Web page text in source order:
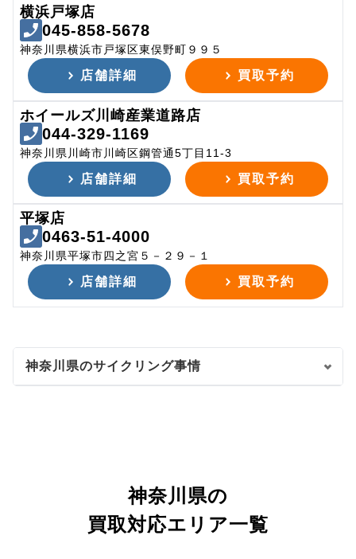
横浜戸塚店
045-858-5678
神奈川県横浜市戸塚区東俣野町９９５
店舗詳細 買取予約
ホイールズ川崎産業道路店
044-329-1169
神奈川県川崎市川崎区鋼管通5丁目11-3
店舗詳細 買取予約
平塚店
0463-51-4000
神奈川県平塚市四之宮５－２９－１
店舗詳細 買取予約
神奈川県のサイクリング事情
神奈川県の
買取対応エリア一覧